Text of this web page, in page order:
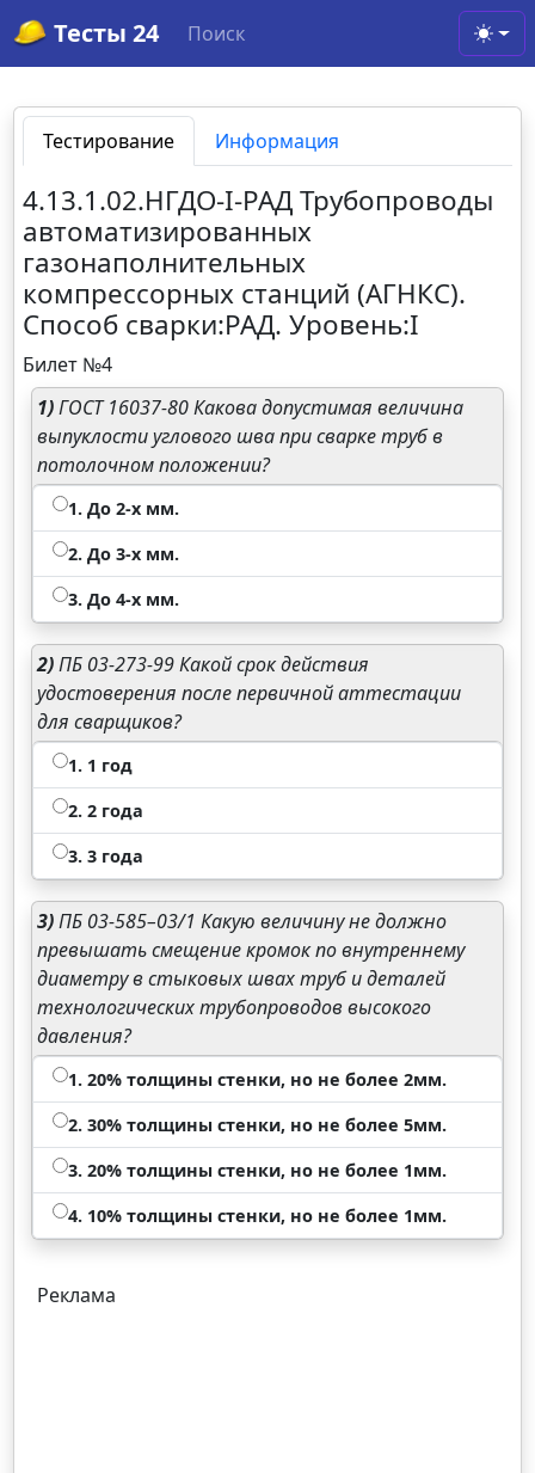
Тесты 24 Поиск
Тестирование Информация
4.13.1.02.НГДО-I-РАД Трубопроводы
автоматизированных
газонаполнительных
компрессорных станций (АГНКС).
Способ сварки:РАД. Уровень:I
Билет №4
1)ГОСТ 16037-80 Какова допустимая величина
выпуклости углового шва при сварке труб в
потолочном положении?
1. До 2-х мм.
2. До 3-х мм.
3. До 4-х мм.
2)ПБ 03-273-99 Какой срок действия
удостоверения после первичной аттестации
для сварщиков?
1. 1 год
2. 2 года
3. 3 года
3)ПБ 03-585–03/1 Какую величину не должно
превышать смещение кромок по внутреннему
диаметру в стыковых швах труб и деталей
технологических трубопроводов высокого
давления?
1. 20% толщины стенки, но не более 2мм.
2. 30% толщины стенки, но не более 5мм.
3. 20% толщины стенки, но не более 1мм.
4. 10% толщины стенки, но не более 1мм.
Реклама